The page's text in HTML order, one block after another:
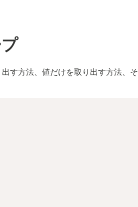
す方法、値だけを取り出す方法、